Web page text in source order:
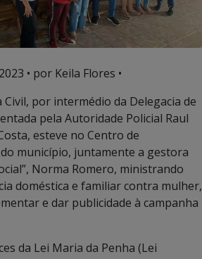
• por Keila Flores •
Civil, por intermédio da Delegacia de
pela Autoridade Policial Raul
esteve no Centro de
município, juntamente a gestora
Norma Romero, ministrando
doméstica e familiar contra mulher,
e dar publicidade à campanha
da Lei Maria da Penha (Lei